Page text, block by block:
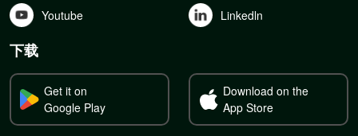
Youtube Linkedln
下载
Get it on
Google Play
Download on the
App Store